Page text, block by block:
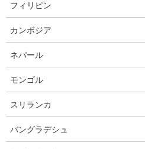
ン
ン
へ
キ
プ
ビ
ー
ョ
に
動
2026年3月13日
厚生労働省
フィリピン
カンボジア
ネパール
モンゴル
スリランカ
バングラデシュ